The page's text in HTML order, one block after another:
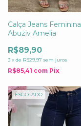
Calça Jeans Feminina
Abuziv Amelia
R$89,90
3 x de R$29,97 sem juros
R$85,41 com Pix
ESGOTADO